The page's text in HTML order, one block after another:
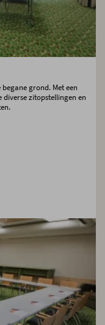
grond. Met een
zitopstellingen en